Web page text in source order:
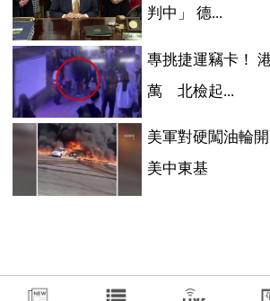
判中」 德...
專挑捷運竊卡！
萬 北檢起...
美軍對硬闖油輪
美中東基